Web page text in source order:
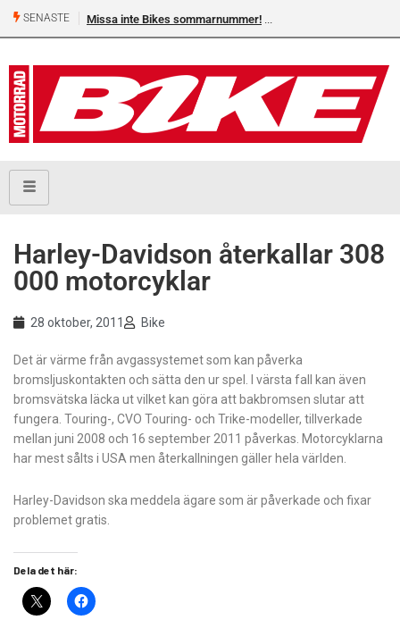
SENASTE Missa inte Bikes sommarnummer!
Harley-Davidson återkallar 308
000 motorcyklar
28 oktober, 2011 Bike
Det är värme från avgassystemet som kan påverka
bromsljuskontakten och sätta den ur spel. I värsta fall kan även
bromsvätska läcka ut vilket kan göra att bakbromsen slutar att
fungera. Touring-, CVO Touring- och Trike-modeller, tillverkade
mellan juni 2008 och 16 september 2011 påverkas. Motorcyklarna
har mest sålts i USA men återkallningen gäller hela världen.
Harley-Davidson ska meddela ägare som är påverkade och fixar
problemet gratis.
Dela det här: